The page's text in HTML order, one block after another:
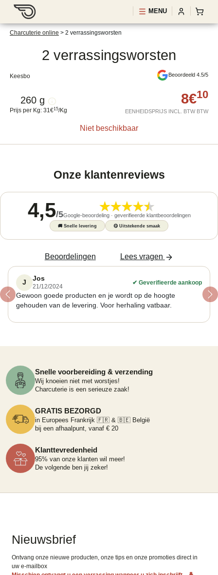
MENU
Charcuterie online > 2 verrassingsworsten
2 verrassingsworsten
Keesbo Beoordeeld 4.5/5
260 g
Prijs per Kg: 31€15/Kg
8€10
EENHEIDSPRIJS INCL. BTW BTW
Niet beschikbaar
Onze klantenreviews
4,5/5Google-beoordeling · geverifieerde klantbeoordelingen
🚚 Snelle levering 😋Uitstekende smaak
Beoordelingen Lees vragen
J
Jos
21/12/2024
✔ Geverifieerde aankoop
Gewoon goede producten en je wordt op de hoogte
gehouden van de levering. Voor herhaling vatbaar.
Previous
Snelle voorbereiding & verzending
Wij knoeien niet met worstjes!
Charcuterie is een serieuze zaak!
GRATIS BEZORGD
in Europees Frankrijk 🇫🇷 & 🇧🇪 België
bij een afhaalpunt, vanaf € 20
Klanttevredenheid
95% van onze klanten wil meer!
De volgende ben jij zeker!
Nieuwsbrief
Ontvang onze nieuwe producten, onze tips en onze promoties direct in
uw e-mailbox